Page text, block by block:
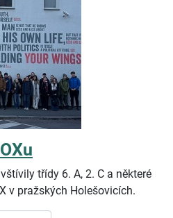
třídy 6. A, 2. C a některé
v pražských Holešovicích.